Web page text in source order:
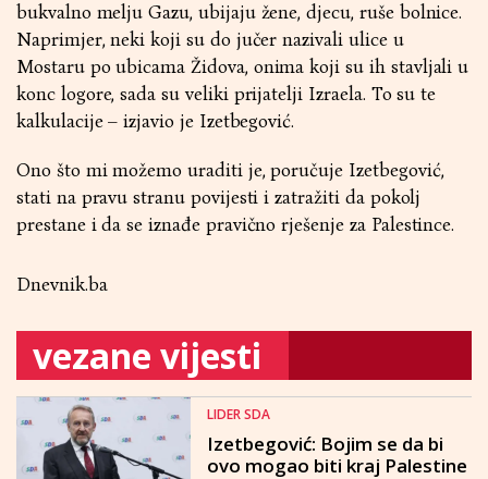
bukvalno melju Gazu, ubijaju žene, djecu, ruše bolnice.
Naprimjer, neki koji su do jučer nazivali ulice u
Mostaru po ubicama Židova, onima koji su ih stavljali u
konc logore, sada su veliki prijatelji Izraela. To su te
kalkulacije – izjavio je Izetbegović.
Ono što mi možemo uraditi je, poručuje Izetbegović,
stati na pravu stranu povijesti i zatražiti da pokolj
prestane i da se iznađe pravično rješenje za Palestince.
Dnevnik.ba
vezane vijesti
LIDER SDA
Izetbegović: Bojim se da bi
ovo mogao biti kraj Palestine